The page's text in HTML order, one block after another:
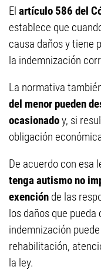
El artículo 586 del
establece que
causa daños y tiene
la indemnización
La normativa
del menor pueden
ocasionadoy, si
obligación
De acuerdo con esa
tenga autismo no
exención de las
los daños que
indemnización
rehabilitación,
la ley.